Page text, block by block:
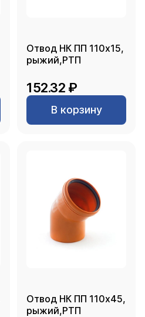
Отвод НК ПП 110х15,
рыжий,РТП
152.32 ₽
В корзину
Отвод НК ПП 110х45,
рыжий,РТП